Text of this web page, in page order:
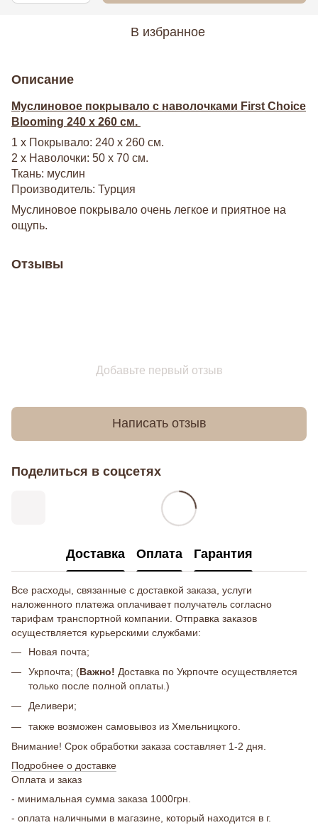
В избранное
Описание
Муслиновое покрывало с наволочками First Choice
Blooming 240 х 260 см.
1 х Покрывало: 240 х 260 см.
2 х Наволочки: 50 х 70 см.
Ткань: муслин
Производитель: Турция
Муслиновое покрывало очень легкое и приятное на
ощупь.
Отзывы
Добавьте первый отзыв
Написать отзыв
Поделиться в соцсетях
Доставка Оплата Гарантия
Все расходы, связанные с доставкой заказа, услуги
наложенного платежа оплачивает получатель согласно
тарифам транспортной компании. Отправка заказов
осуществляется курьерскими службами:
Новая почта;
Укрпочта; (Важно! Доставка по Укрпочте осуществляется
только после полной оплаты.)
Деливери;
также возможен самовывоз из Хмельницкого.
Внимание! Срок обработки заказа составляет 1-2 дня.
Подробнее о доставке
Оплата и заказ
- минимальная сумма заказа 1000грн.
- оплата наличными в магазине, который находится в г.